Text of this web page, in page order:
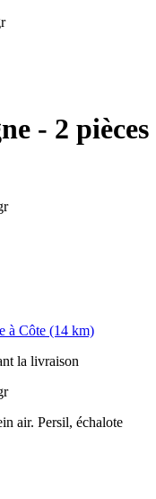
- 2 pièces
à Côte (14 km)
la livraison
air. Persil, échalote